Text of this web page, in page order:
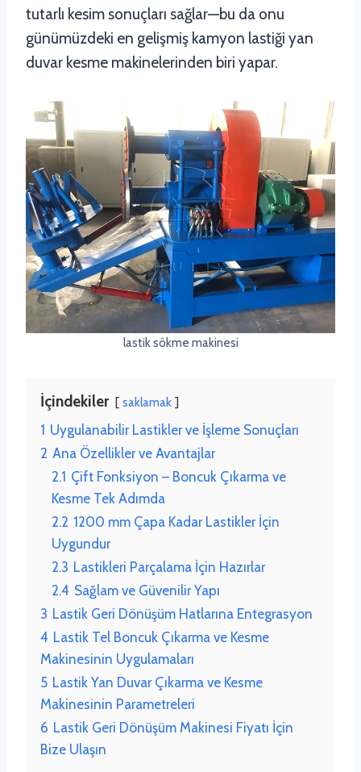
tutarlı kesim sonuçları sağlar—bu da onu
günümüzdeki en gelişmiş kamyon lastiği yan
duvar kesme makinelerinden biri yapar.
lastik sökme makinesi
İçindekiler saklamak
1 Uygulanabilir Lastikler ve İşleme Sonuçları
2 Ana Özellikler ve Avantajlar
2.1 Çift Fonksiyon – Boncuk Çıkarma ve
Kesme Tek Adımda
2.2 1200 mm Çapa Kadar Lastikler İçin
Uygundur
2.3 Lastikleri Parçalama İçin Hazırlar
2.4 Sağlam ve Güvenilir Yapı
3 Lastik Geri Dönüşüm Hatlarına Entegrasyon
4 Lastik Tel Boncuk Çıkarma ve Kesme
Makinesinin Uygulamaları
5 Lastik Yan Duvar Çıkarma ve Kesme
Makinesinin Parametreleri
6 Lastik Geri Dönüşüm Makinesi Fiyatı İçin
Bize Ulaşın